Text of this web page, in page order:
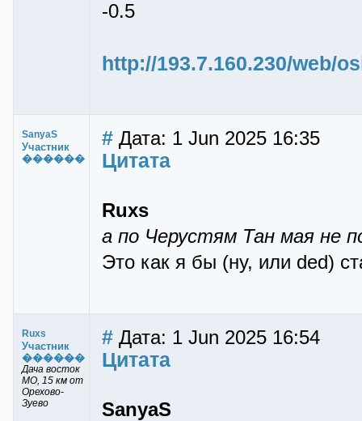
-0.5
http://193.7.160.230/web/
SanyaS
Участник
������
# Дата: 1 Jun 2025 16:35
Цитата
Ruxs
а по Черустям Тан мая не
Это как я бы (ну, или ded)
Ruxs
Участник
������
Дача восток
МО, 15 км от
Орехово-
Зуево
# Дата: 1 Jun 2025 16:54
Цитата
SanyaS